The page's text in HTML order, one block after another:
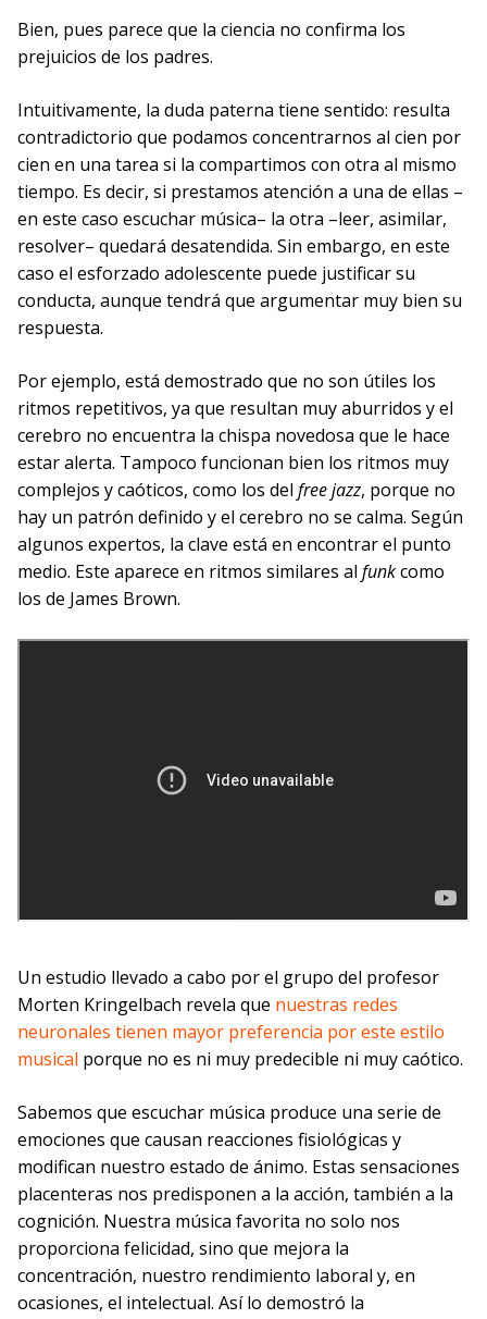
Bien, pues parece que la ciencia no confirma los
prejuicios de los padres.
Intuitivamente, la duda paterna tiene sentido: resulta
contradictorio que podamos concentrarnos al cien por
cien en una tarea si la compartimos con otra al mismo
tiempo. Es decir, si prestamos atención a una de ellas –
en este caso escuchar música– la otra –leer, asimilar,
resolver– quedará desatendida. Sin embargo, en este
caso el esforzado adolescente puede justificar su
conducta, aunque tendrá que argumentar muy bien su
respuesta.
Por ejemplo, está demostrado que no son útiles los
ritmos repetitivos, ya que resultan muy aburridos y el
cerebro no encuentra la chispa novedosa que le hace
estar alerta. Tampoco funcionan bien los ritmos muy
complejos y caóticos, como los del free jazz, porque no
hay un patrón definido y el cerebro no se calma. Según
algunos expertos, la clave está en encontrar el punto
medio. Este aparece en ritmos similares al funkcomo
los de James Brown.
Un estudio llevado a cabo por el grupo del profesor
Morten Kringelbach revela que nuestras redes
neuronales tienen mayor preferencia por este estilo
musical porque no es ni muy predecible ni muy caótico.
Sabemos que escuchar música produce una serie de
emociones que causan reacciones fisiológicas y
modifican nuestro estado de ánimo. Estas sensaciones
placenteras nos predisponen a la acción, también a la
cognición. Nuestra música favorita no solo nos
proporciona felicidad, sino que mejora la
concentración, nuestro rendimiento laboral y, en
ocasiones, el intelectual. Así lo demostró la